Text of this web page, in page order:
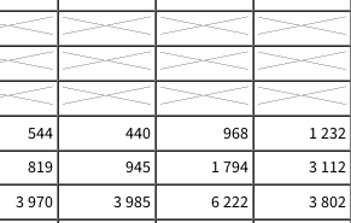
544 440 968
1 232
819 945 1 794
3 112
3 970 3 985 6 222
3 802